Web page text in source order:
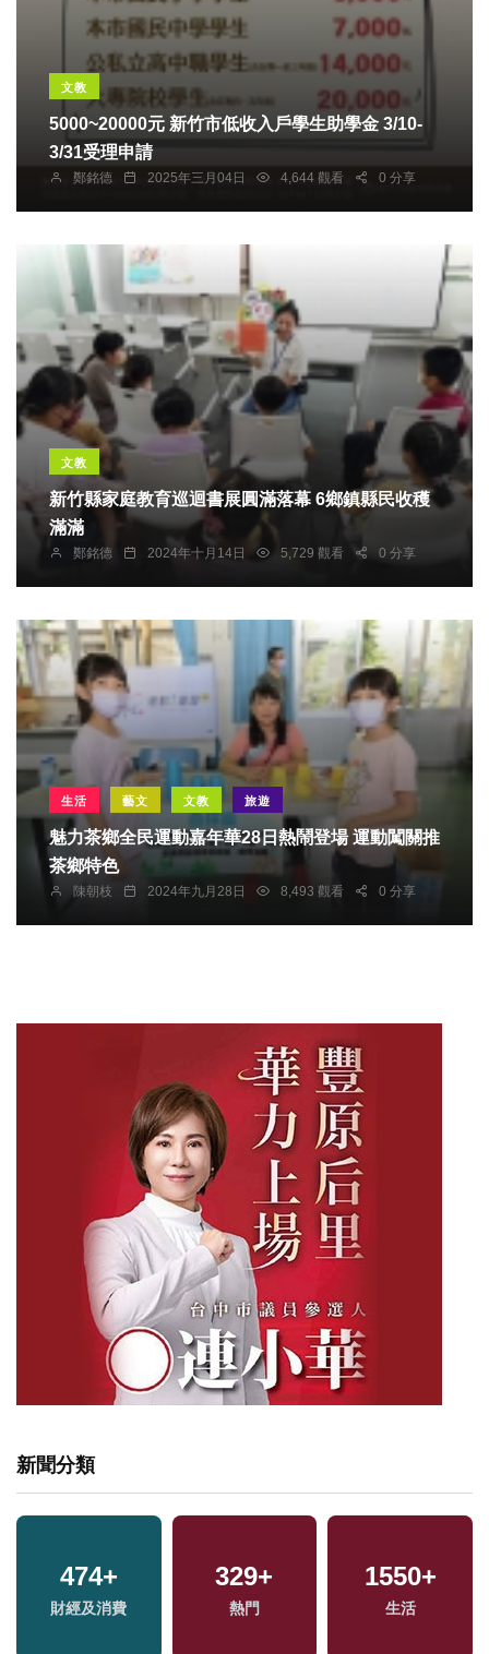
文教
5000~20000元 新竹市低收入戶學生助學金 3/10-
3/31受理申請
鄭銘德 2025年三月04日 4,644 觀看 0 分享
文教
新竹縣家庭教育巡迴書展圓滿落幕 6鄉鎮縣民收穫
滿滿
鄭銘德 2024年十月14日 5,729 觀看 0 分享
生活 藝文 文教 旅遊
魅力茶鄉全民運動嘉年華28日熱鬧登場 運動闖關推
茶鄉特色
陳朝枝 2024年九月28日 8,493 觀看 0 分享
新聞分類
474+
財經及消費
329+
熱門
1550+
生活
640+
文教
20+
司法放大鏡
159+
運動